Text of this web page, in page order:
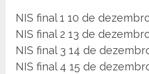
NIS final 1 10 de
NIS final 2 13 de
NIS final 3 14 de
NIS final 4 15 de